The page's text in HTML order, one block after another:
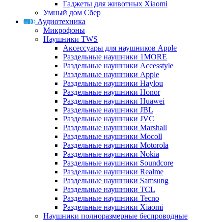
Гаджеты для животных Xiaomi
Умный дом Сбер
Аудиотехника
Микрофоны
Наушники TWS
Аксессуары для наушников Apple
Раздельные наушники 1MORE
Раздельные наушники Accesstyle
Раздельные наушники Apple
Раздельные наушники Haylou
Раздельные наушники Honor
Раздельные наушники Huawei
Раздельные наушники JBL
Раздельные наушники JVC
Раздельные наушники Marshall
Раздельные наушники Mocoll
Раздельные наушники Motorola
Раздельные наушники Nokia
Раздельные наушники Soundcore
Раздельные наушники Realme
Раздельные наушники Samsung
Раздельные наушники TCL
Раздельные наушники Tecno
Раздельные наушники Xiaomi
Наушники полноразмерные беспроводные